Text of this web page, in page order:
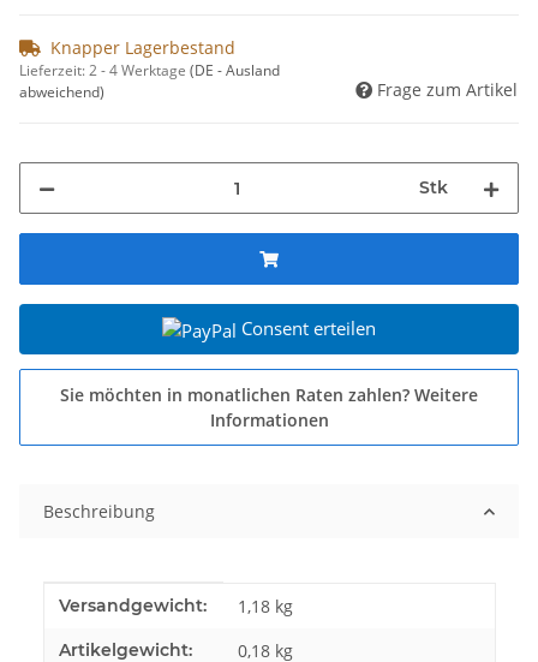
Knapper Lagerbestand
Lieferzeit:2 - 4 Werktage (DE - Ausland
abweichend)
Frage zum Artikel
Stk
Consent erteilen
Sie möchten in monatlichen Raten zahlen? Weitere
Informationen
Beschreibung
Produkteigenschaft
Wert
Versandgewicht: 1,18 kg
Artikelgewicht: 0,18 kg